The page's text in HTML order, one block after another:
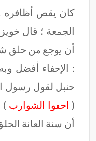
كان يقص أظافره
الجمعة ؛ قال
أن يوجع من حلق
: الإحفاء أفضل
حنبل لقول رسول
( احفوا الشوارب )
أن سنة العانة